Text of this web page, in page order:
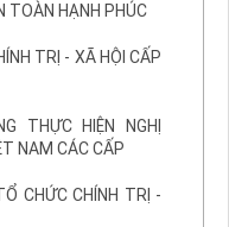
TOÀN HẠNH PHÚC
TRỊ - XÃ HỘI CẤP
THỰC HIỆN NGHỊ
NAM CÁC CẤP
CHỨC CHÍNH TRỊ -